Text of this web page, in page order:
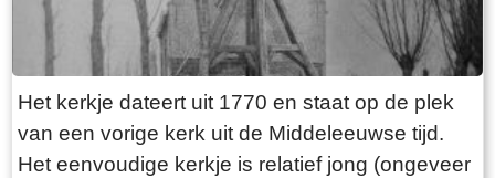
Het kerkje dateert uit 1770 en staat op de plek
van een vorige kerk uit de Middeleeuwse tijd.
Het eenvoudige kerkje is relatief jong (ongeveer